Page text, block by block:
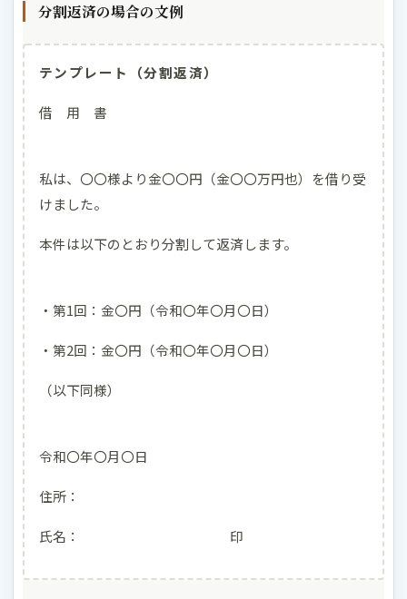
分割返済の場合の文例
テンプレート（分割返済）
借 用 書
私は、〇〇様より金〇〇円（金〇〇万円也）を借り受
けました。
本件は以下のとおり分割して返済します。
・第1回：金〇円（令和〇年〇月〇日）
・第2回：金〇円（令和〇年〇月〇日）
（以下同様）
令和〇年〇月〇日
住所：
氏名： 印